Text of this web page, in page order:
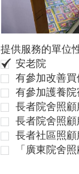
提供服務的單位
安老院
有參加改善
有參加護養
長者院舍照
長者院舍照
長者社區照
「廣東院舍